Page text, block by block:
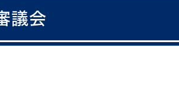
議会